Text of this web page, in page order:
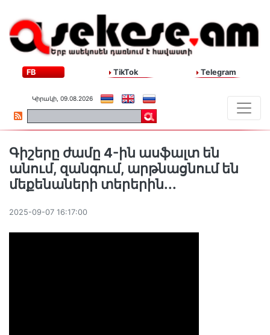
FB TikTok Telegram
Կիրակի, 09.08.2026
Գիշերը ժամը 4-ին ասֆալտ են
անում, զանգում, արթնացնում են
մեքենաների տերերին․․․
2025-09-07 16:17:00